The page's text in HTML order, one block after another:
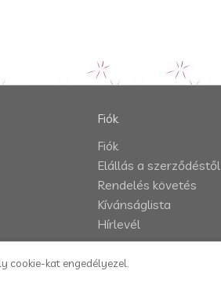
Fiók
Fiók
Elállás a szerződéstől
Rendelés követés
Kívánságlista
Hírlevél
cookie-kat engedélyezel.